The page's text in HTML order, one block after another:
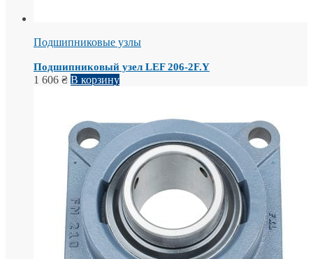
Подшипниковые узлы
Подшипниковый узел LEF 206-2F.Y
1 606 ₴ В корзину